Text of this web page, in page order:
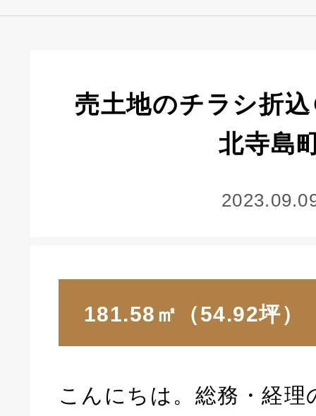
売土地のチラシ折
北寺島
181.58㎡（54.92坪）
こんにちは。総務・経理